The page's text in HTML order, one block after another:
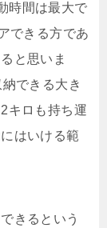
時間は最大で
できる方であ
と思いま
できる大き
キロも持ち運
はいける範
きるという